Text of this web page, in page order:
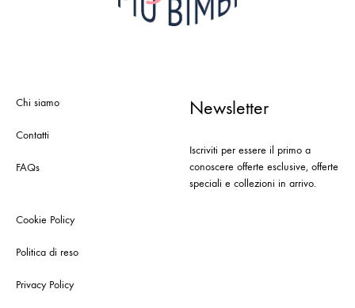
Chi siamo
Contatti
FAQs
Cookie Policy
Politica di reso
Privacy Policy
Newsletter
Iscriviti per essere il primo a
conoscere offerte esclusive, offerte
speciali e collezioni in arrivo.